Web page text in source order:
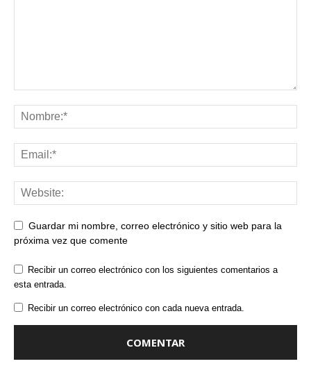
Guardar mi nombre, correo electrónico y sitio web para la
próxima vez que comente
Recibir un correo electrónico con los siguientes comentarios a
esta entrada.
Recibir un correo electrónico con cada nueva entrada.